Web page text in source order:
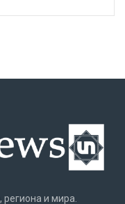
и мира.